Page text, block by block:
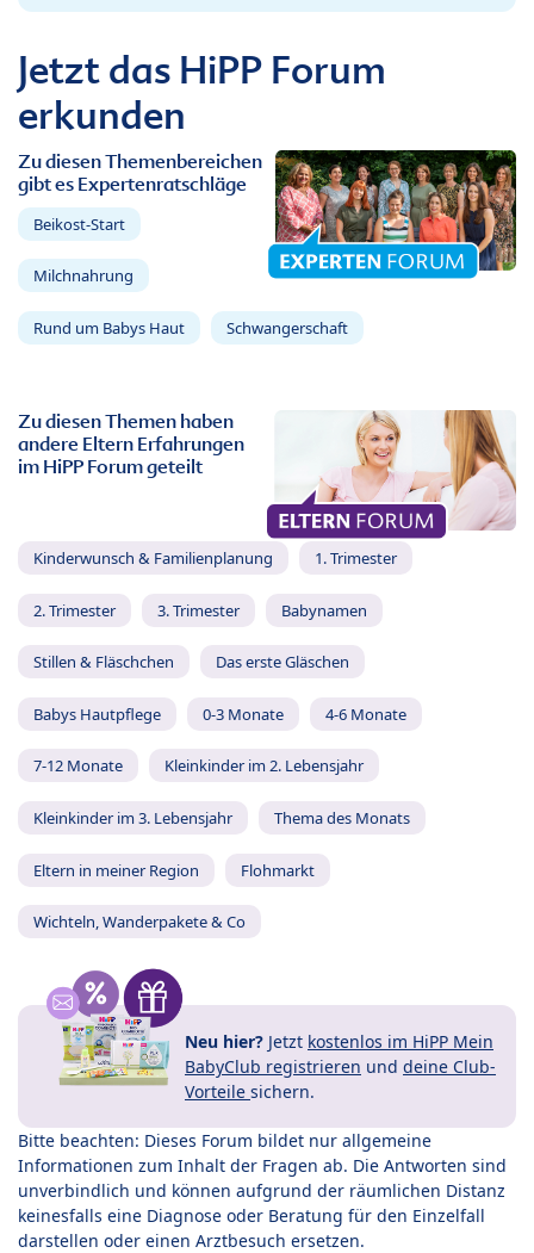
Jetzt das HiPP Forum
erkunden
Zu diesen Themenbereichen
gibt es Expertenratschläge
Beikost-Start
Milchnahrung
Rund um Babys Haut Schwangerschaft
Zu diesen Themen haben
andere Eltern Erfahrungen
im HiPP Forum geteilt
Kinderwunsch & Familienplanung 1. Trimester
2. Trimester 3. Trimester Babynamen
Stillen & Fläschchen Das erste Gläschen
Babys Hautpflege 0-3 Monate 4-6 Monate
7-12 Monate Kleinkinder im 2. Lebensjahr
Kleinkinder im 3. Lebensjahr Thema des Monats
Eltern in meiner Region Flohmarkt
Wichteln, Wanderpakete & Co
Neu hier? Jetzt kostenlos im HiPP Mein
BabyClub registrieren und deine Club-
Vorteile sichern.
Bitte beachten: Dieses Forum bildet nur allgemeine
Informationen zum Inhalt der Fragen ab. Die Antworten sind
unverbindlich und können aufgrund der räumlichen Distanz
keinesfalls eine Diagnose oder Beratung für den Einzelfall
darstellen oder einen Arztbesuch ersetzen.